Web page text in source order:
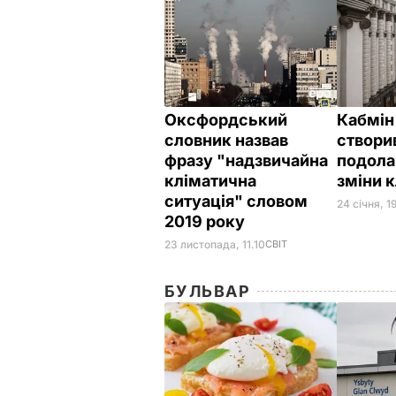
Оксфордський
словник назвав
фразу "надзвичайна
кліматична
ситуація" словом
2019 року
23 листопада, 11.10СВІТ
зміни
24 січня,
БУЛЬВАР